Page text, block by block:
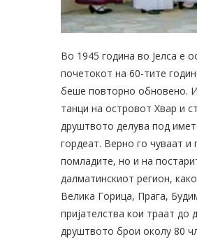
Во 1945 година во Јелса е
почетокот на 60-тите
беше повторно обновено.
танци на островот Хвар и
друштвото делува под
гордеат. Верно го чуваат
помладите, но и на
далматинскиот регион,
Велика Горица, Прага,
пријателства кои траат до
друштвото брои околу 80